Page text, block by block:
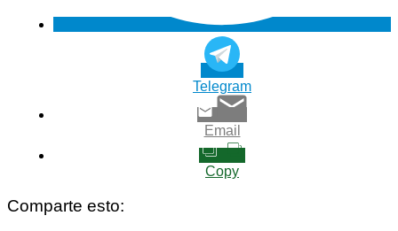
Telegram
Email
Copy
Comparte esto: